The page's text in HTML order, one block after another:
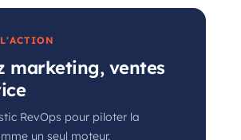
marketing, ventes
RevOps pour piloter la
un seul moteur.